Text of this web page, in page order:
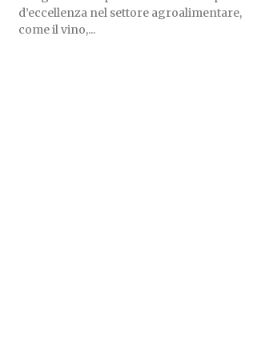
d’eccellenza nel settore agroalimentare,
come il vino,...